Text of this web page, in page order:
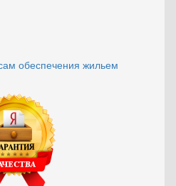
обеспечения жильем